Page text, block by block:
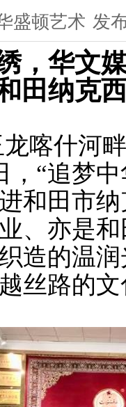
盛顿艺术 发
，华文
田纳克
喀什河
，“追梦
和田市
、亦是
造的温
丝路的